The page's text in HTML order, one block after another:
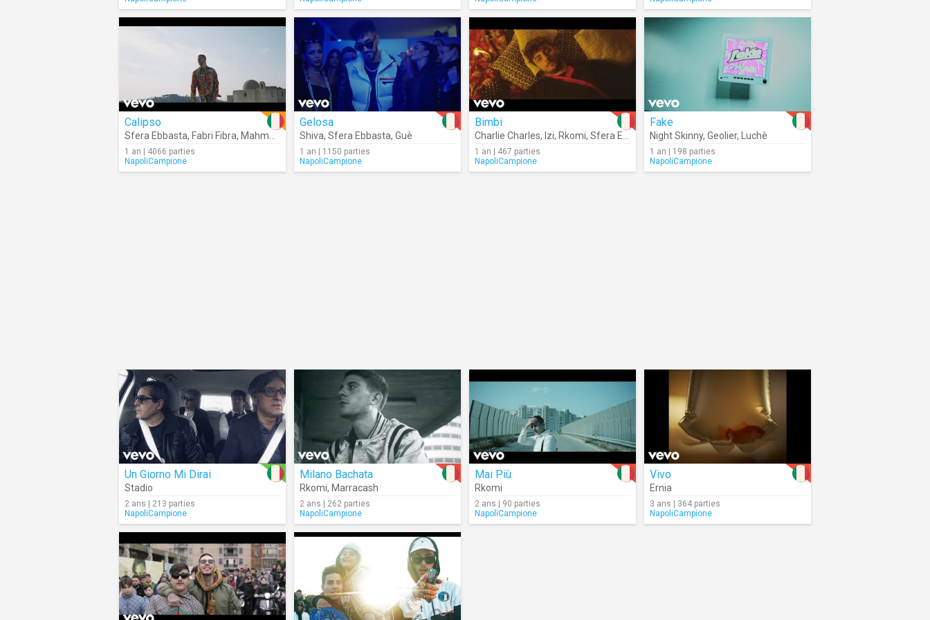
Calipso
Sfera Ebbasta, Fabri Fibra, Mahmood
1 an | 4066 parties
NapoliCampione
Gelosa
Shiva, Sfera Ebbasta, Guè
1 an | 1150 parties
NapoliCampione
Bimbi
Charlie Charles, Izi, Rkomi, Sfera Ebbasta ,Tedua,Ghali
1 an | 467 parties
NapoliCampione
Fake
Night Skinny, Geolier, Luchè
1 an | 198 parties
NapoliCampione
Un Giorno Mi Dirai
Stadio
2 ans | 213 parties
NapoliCampione
Milano Bachata
Rkomi, Marracash
2 ans | 262 parties
NapoliCampione
Mai Più
Rkomi
2 ans | 90 parties
NapoliCampione
Vivo
Ernia
3 ans | 364 parties
NapoliCampione